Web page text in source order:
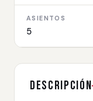
ASIENTOS
5
Descripción